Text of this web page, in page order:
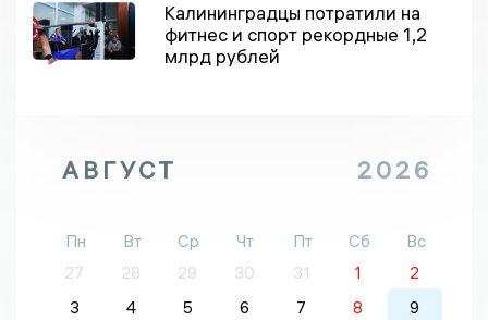
Калининградцы потратили на
фитнес и спорт рекордные 1,2
млрд рублей
АВГУСТ 2026
Пн Вт Ср Чт Пт Сб
Вс
27
28 29 30 31 1
2
3
4 5 6 7 8
9